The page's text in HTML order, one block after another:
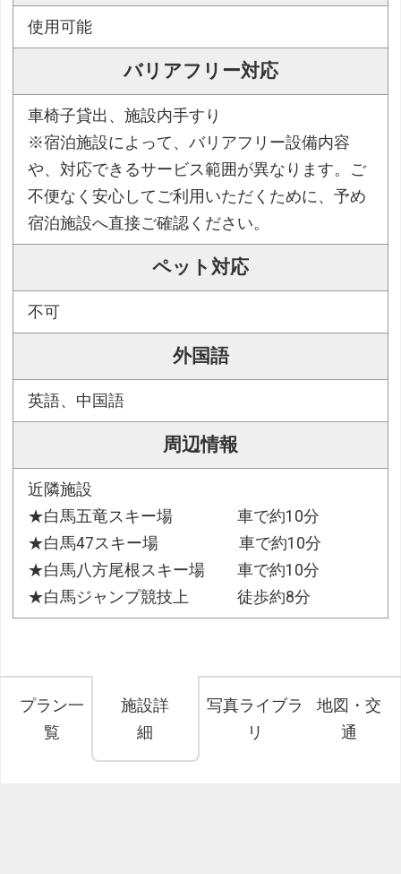
使用可能
バリアフリー対応
車椅子貸出、施設内手すり
※宿泊施設によって、バリアフリー設備内容
や、対応できるサービス範囲が異なります。ご
不便なく安心してご利用いただくために、予め
宿泊施設へ直接ご確認ください。
ペット対応
不可
外国語
英語、中国語
周辺情報
近隣施設
★白馬五竜スキー場 車で約10分
★白馬47スキー場 車で約10分
★白馬八方尾根スキー場 車で約10分
★白馬ジャンプ競技上 徒歩約8分
プラン一
覧
施設詳
細
写真ライブラ
リ
地図・交
通